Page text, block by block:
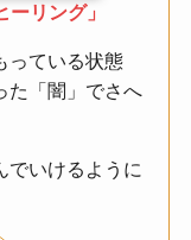
ーリング」
っている状態
た「闇」でさへ
でいけるように